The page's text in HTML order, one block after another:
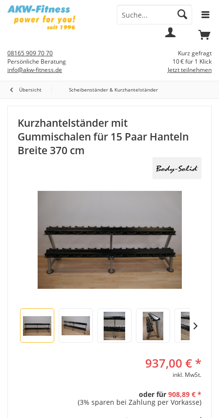
Kurz gefragt
10 € für 1 Klick
Jetzt teilnehmen
08165 909 70 70
Persönliche Beratung
info@akw-fitness.de
Übersicht Scheibenständer & Kurzhantelständer
Kurzhantelständer mit
Gummischalen für 15 Paar Hanteln
Breite 370 cm
937,00 € *
inkl. MwSt.
oder für 908,89 € *
(3% sparen bei Zahlung per Vorkasse)